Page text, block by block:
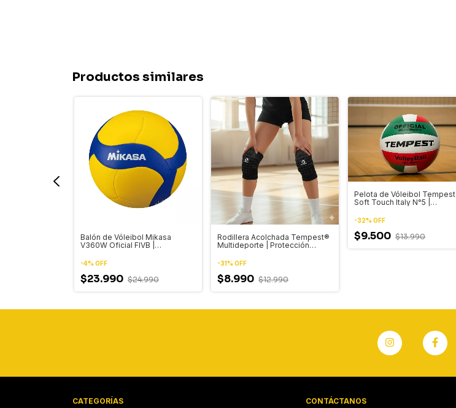
Productos similares
Balón de Vóleibol Mikasa
V360W Oficial FIVB |
-4% OFF
$23.990 $24.990
Rodillera Acolchada Tempest®
Multideporte | Protección
-31%OFF
$8.990 $12.990
Pelota de Vóleibol Tempest
Soft Touch Italy N°5 |
-32%OFF
$9.500 $13.990
CATEGORÍAS CONTÁCTANOS